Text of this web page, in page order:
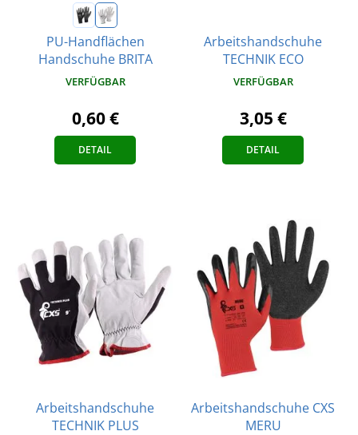
PU-Handflächen
Handschuhe BRITA
VERFÜGBAR
0,60 €
DETAIL
Arbeitshandschuhe
TECHNIK ECO
VERFÜGBAR
3,05 €
DETAIL
Arbeitshandschuhe
TECHNIK PLUS
Arbeitshandschuhe CXS
MERU